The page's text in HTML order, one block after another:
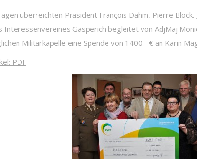
überreichten Präsident François Dahm, Pierre Block,
Interessenvereines Gasperich begleitet von AdjMaj
Militärkapelle eine Spende von 1400.- € an Karin
PDF